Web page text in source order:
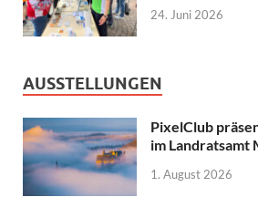
24. Juni 2026
AUSSTELLUNGEN
PixelClub
im Landratsamt
1. August 2026